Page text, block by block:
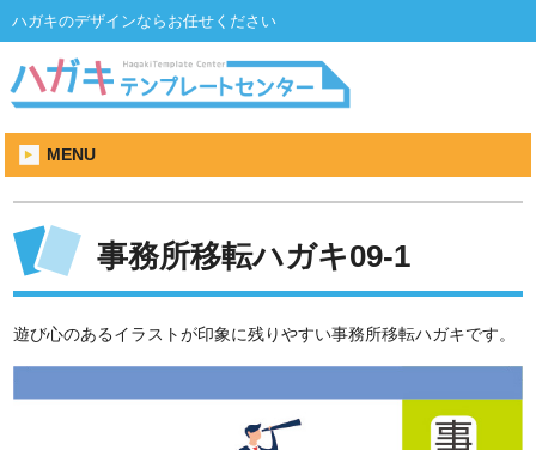
ハガキのデザインならお任せください
MENU
事務所移転ハガキ09-1
遊び心のあるイラストが印象に残りやすい事務所移転ハガキです。